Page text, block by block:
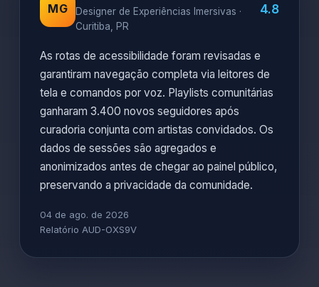
MG
Designer de Experiências Imersivas ·
Curitiba, PR
4.8
As rotas de acessibilidade foram revisadas e
garantiram navegação completa via leitores de
tela e comandos por voz. Playlists comunitárias
ganharam 3.400 novos seguidores após
curadoria conjunta com artistas convidados. Os
dados de sessões são agregados e
anonimizados antes de chegar ao painel público,
preservando a privacidade da comunidade.
04 de ago. de 2026
Relatório AUD-OXS9V